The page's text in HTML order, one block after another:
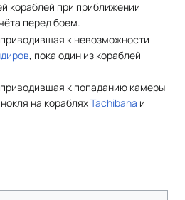
кораблей при приближении
перед боем.
к невозможности
, пока один из кораблей
к попаданию камеры
на корабляхTachibana и